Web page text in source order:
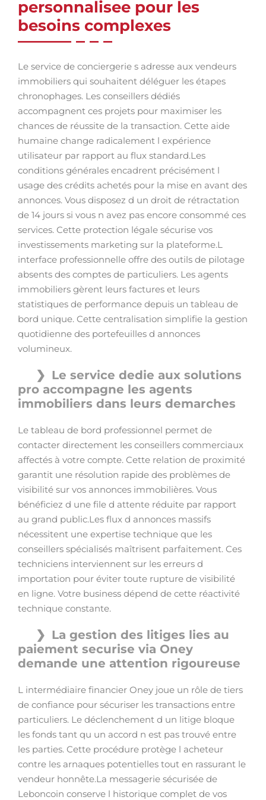
personnalisee pour les
besoins complexes
Le service de conciergerie s adresse aux vendeurs
immobiliers qui souhaitent déléguer les étapes
chronophages. Les conseillers dédiés
accompagnent ces projets pour maximiser les
chances de réussite de la transaction. Cette aide
humaine change radicalement l expérience
utilisateur par rapport au flux standard.Les
conditions générales encadrent précisément l
usage des crédits achetés pour la mise en avant des
annonces. Vous disposez d un droit de rétractation
de 14 jours si vous n avez pas encore consommé ces
services. Cette protection légale sécurise vos
investissements marketing sur la plateforme.L
interface professionnelle offre des outils de pilotage
absents des comptes de particuliers. Les agents
immobiliers gèrent leurs factures et leurs
statistiques de performance depuis un tableau de
bord unique. Cette centralisation simplifie la gestion
quotidienne des portefeuilles d annonces
volumineux.
Le service dedie aux solutions
pro accompagne les agents
immobiliers dans leurs demarches
Le tableau de bord professionnel permet de
contacter directement les conseillers commerciaux
affectés à votre compte. Cette relation de proximité
garantit une résolution rapide des problèmes de
visibilité sur vos annonces immobilières. Vous
bénéficiez d une file d attente réduite par rapport
au grand public.Les flux d annonces massifs
nécessitent une expertise technique que les
conseillers spécialisés maîtrisent parfaitement. Ces
techniciens interviennent sur les erreurs d
importation pour éviter toute rupture de visibilité
en ligne. Votre business dépend de cette réactivité
technique constante.
La gestion des litiges lies au
paiement securise via Oney
demande une attention rigoureuse
L intermédiaire financier Oney joue un rôle de tiers
de confiance pour sécuriser les transactions entre
particuliers. Le déclenchement d un litige bloque
les fonds tant qu un accord n est pas trouvé entre
les parties. Cette procédure protège l acheteur
contre les arnaques potentielles tout en rassurant le
vendeur honnête.La messagerie sécurisée de
Leboncoin conserve l historique complet de vos